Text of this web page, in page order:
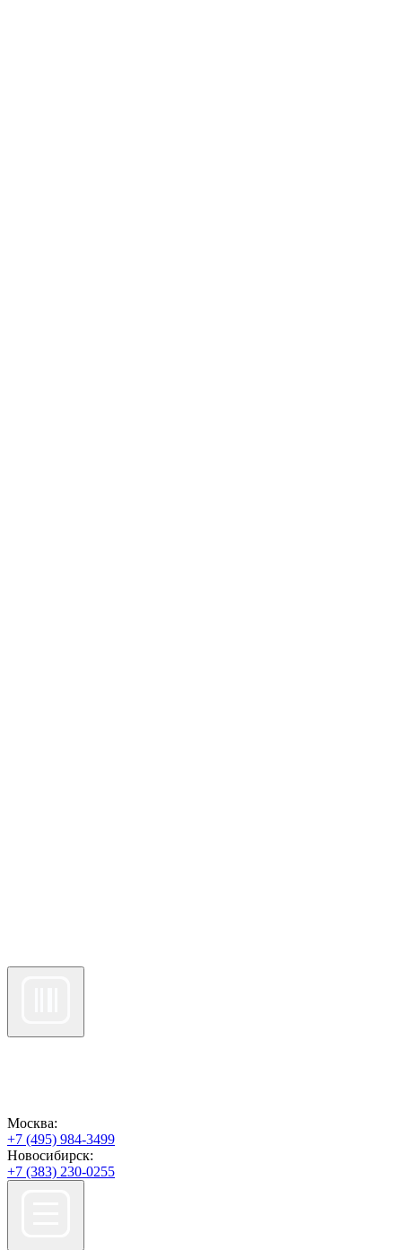
Москва:
+7 (495) 984-3499
Новосибирск:
+7 (383) 230-0255